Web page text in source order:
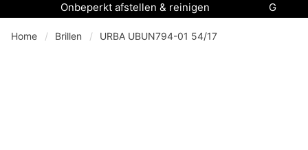
Onbeperkt afstellen & reinigen
Home Brillen URBA UBUN794-01 54/17